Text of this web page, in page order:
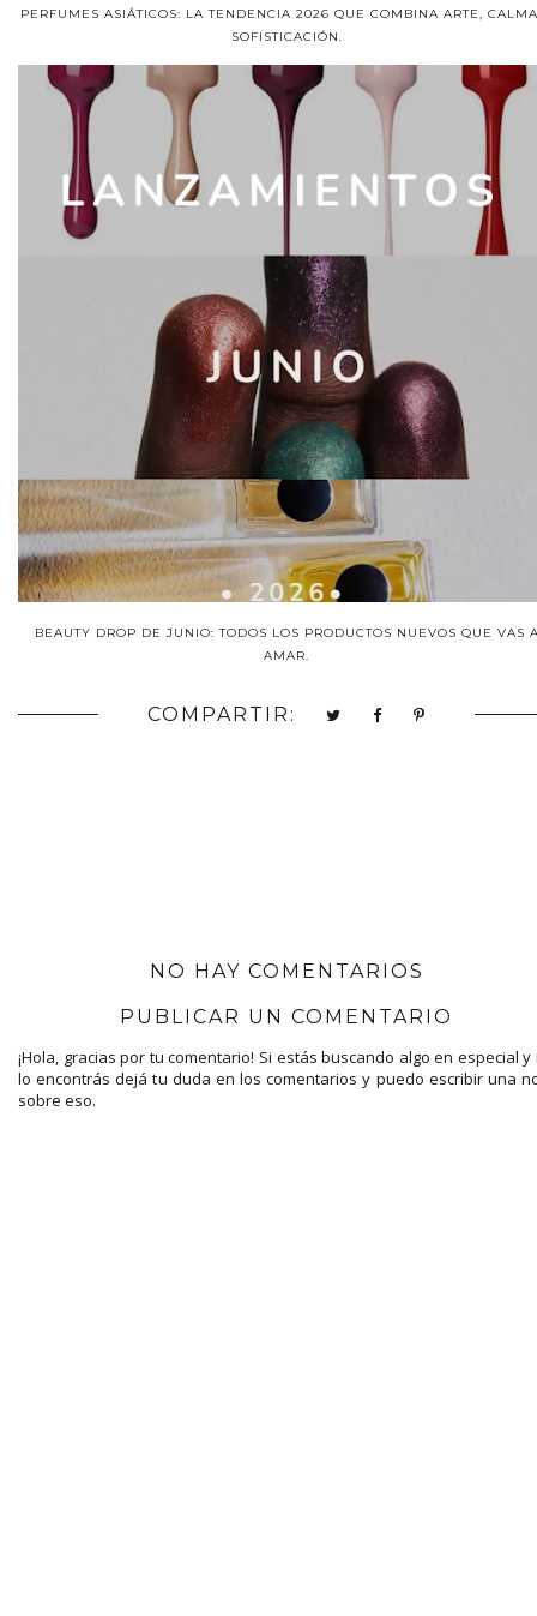
PERFUMES ASIÁTICOS: LA TENDENCIA 2026 QUE COMBINA ARTE,
SOFISTICACIÓN.
BEAUTY DROP DE JUNIO: TODOS LOS PRODUCTOS NUEVOS QUE VAS
AMAR.
COMPARTIR:
NO HAY COMENTARIOS
PUBLICAR UN COMENTARIO
¡Hola, gracias por tu comentario! Si estás buscando algo en especial y
lo encontrás dejá tu duda en los comentarios y puedo escribir una
sobre eso.